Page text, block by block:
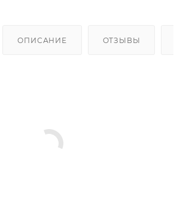
ОПИСАНИЕ ОТЗЫВЫ